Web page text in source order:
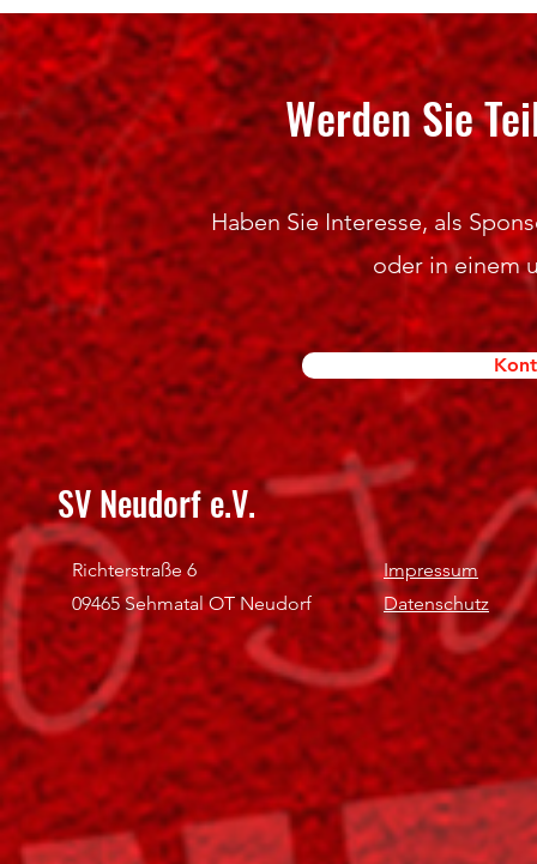
spannende Titelentscheidungen
SV Neudorf
Werden Sie
Haben Sie Interesse, als
oder in einem
SV Neudorf e.V.
Richterstraße 6
09465 Sehmatal OT Neudorf
Impressum
Datenschutz